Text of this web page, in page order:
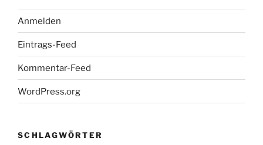
Anmelden
Eintrags-Feed
Kommentar-Feed
WordPress.org
SCHLAGWÖRTER